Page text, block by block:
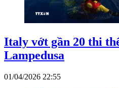
Italy vớt gần 20 thi
Lampedusa
01/04/2026 22:55